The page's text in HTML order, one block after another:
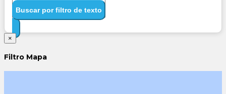
Buscar por filtro de texto
×
Filtro Mapa